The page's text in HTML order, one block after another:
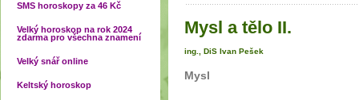
SMS horoskopy za 46 Kč
Velký horoskop na rok 2024
zdarma pro všechna znamení
Velký snář online
Keltský horoskop
Mysl a tělo II.
ing., DiS Ivan Pešek
Mysl